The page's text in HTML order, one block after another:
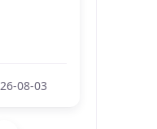
08-03